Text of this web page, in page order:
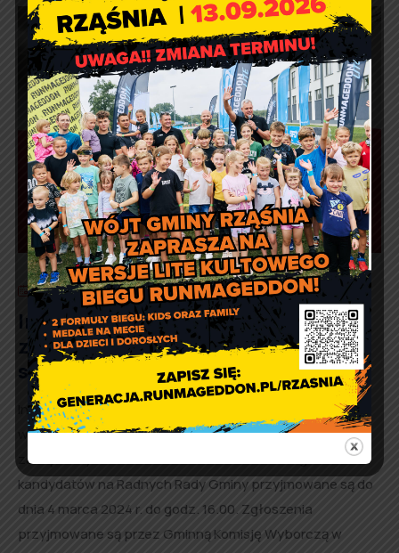
28 lutego 2024 Artur Ruka
Informacja dot. przyjmowania
zgłoszeń w wyborach
samorządowych
Informujemy wszystkich zainteresowanych, że w
wyborach organów jednostek samorządu terytorialnego
zarządzonych na dzień 7 kwietnia 2024 r.: 1. Zgłoszenia
kandydatów na Radnych Rady Gminy przyjmowane są do
dnia 4 marca 2024 r. do godz. 16.00. Zgłoszenia
przyjmowane są przez Gminną Komisję Wyborczą w